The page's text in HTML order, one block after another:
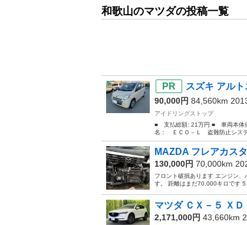
和歌山のマツダの投稿一覧
スズキ アル
90,000円 84,560km
アイドリングストップ
■ 支払総額: 21万円 ■ 車両本
名： ＥＣＯ－Ｌ 盗難防止シス
MAZDA フレアカス
130,000円 70,000km
フロント破損あります エンジン
す。 距離はまだ70,000キロです 5
マツダ ＣＸ－５ Ｘ
2,171,000円 43,660km